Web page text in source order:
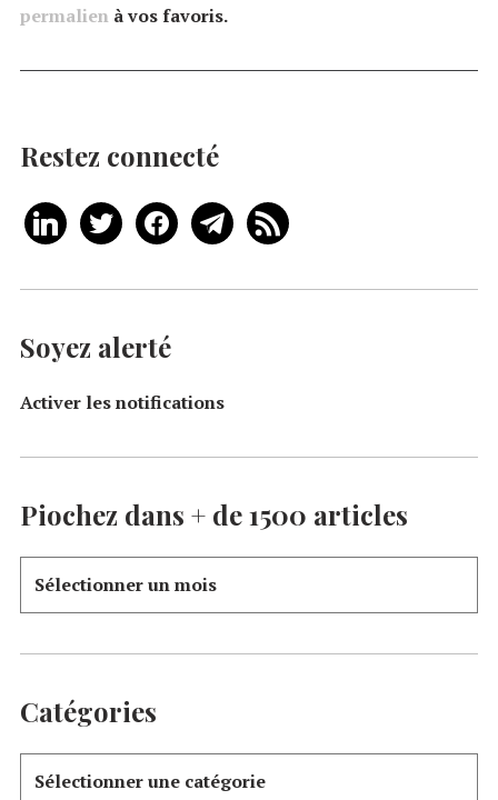
permalien à vos favoris.
Restez connecté
Soyez alerté
Activer les notifications
Piochez dans + de 1500 articles
Catégories